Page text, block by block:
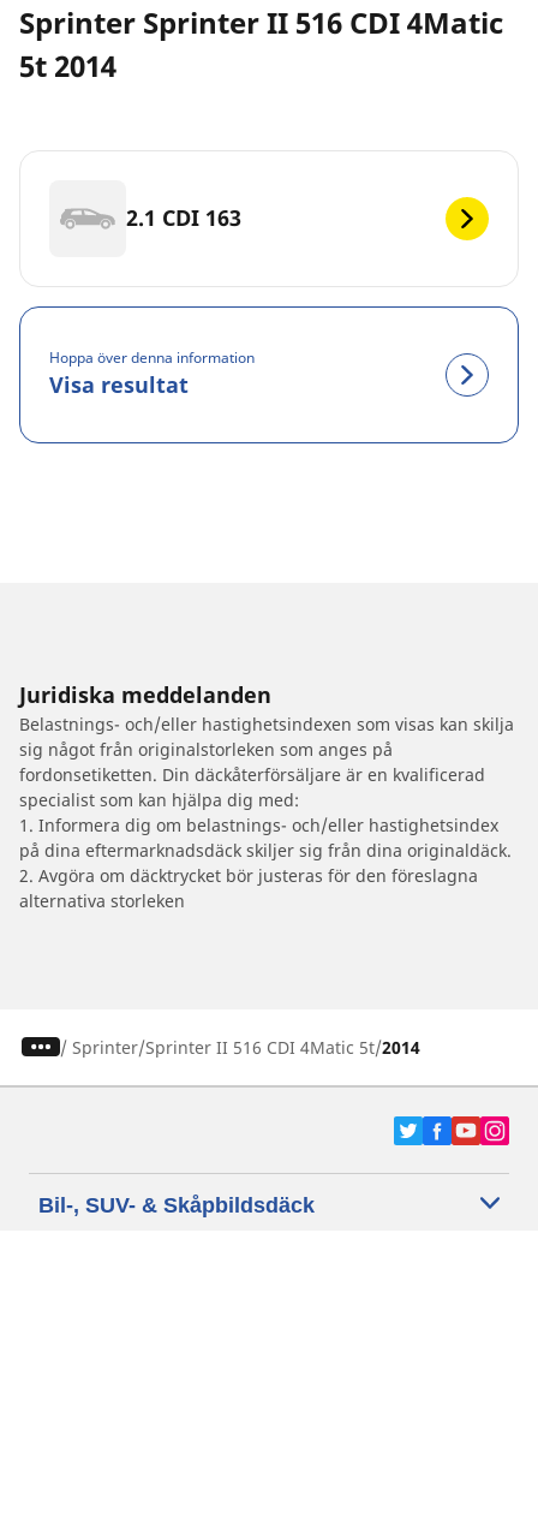
Sprinter Sprinter II 516 CDI 4Matic
5t 2014
2.1 CDI 163
Hoppa över denna information
Visa resultat
Juridiska meddelanden
Belastnings- och/eller hastighetsindexen som visas kan skilja
sig något från originalstorleken som anges på
fordonsetiketten. Din däckåterförsäljare är en kvalificerad
specialist som kan hjälpa dig med:
1. Informera dig om belastnings- och/eller hastighetsindex
på dina eftermarknadsdäck skiljer sig från dina originaldäck.
2. Avgöra om däcktrycket bör justeras för den föreslagna
alternativa storleken
/ Sprinter Sprinter II 516 CDI 4Matic 5t 2014
Bil-, SUV- & Skåpbildsdäck